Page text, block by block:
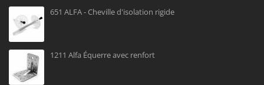
651 ALFA - Cheville d'isolation rigide
1211 Alfa Équerre avec renfort